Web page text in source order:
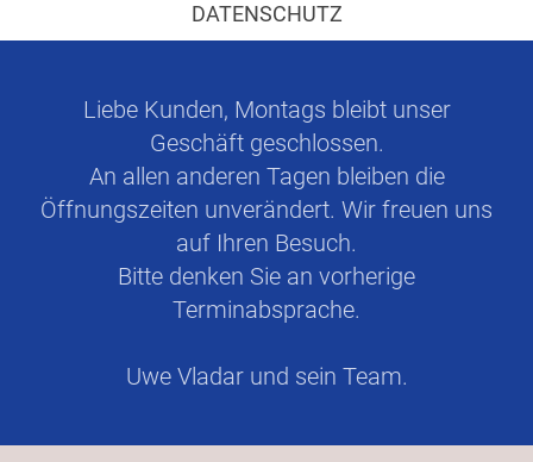
DATENSCHUTZ
Liebe Kunden, Montags bleibt unser
Geschäft geschlossen.
An allen anderen Tagen bleiben die
Öffnungszeiten unverändert. Wir freuen uns
auf Ihren Besuch.
Bitte denken Sie an vorherige
Terminabsprache.
Uwe Vladar und sein Team.